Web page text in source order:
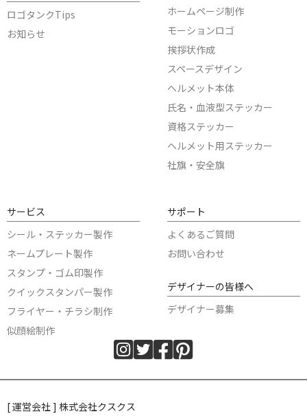
ロゴタンクTips
お知らせ
ホームページ制作
モーションロゴ
挨拶状作成
スペースデザイン
ヘルメット本体
氏名・血液型ステッカー
資格ステッカー
ヘルメット用ステッカー
社旗・安全旗
サービス
シール・ステッカー製作
ネームプレート製作
スタンプ・ゴム印製作
クイックスタンパー製作
フライヤー・チラシ制作
似顔絵制作
サポート
よくあるご質問
お問い合わせ
デザイナーの皆様へ
デザイナー募集
[ 運営会社 ] 株式会社クスクス